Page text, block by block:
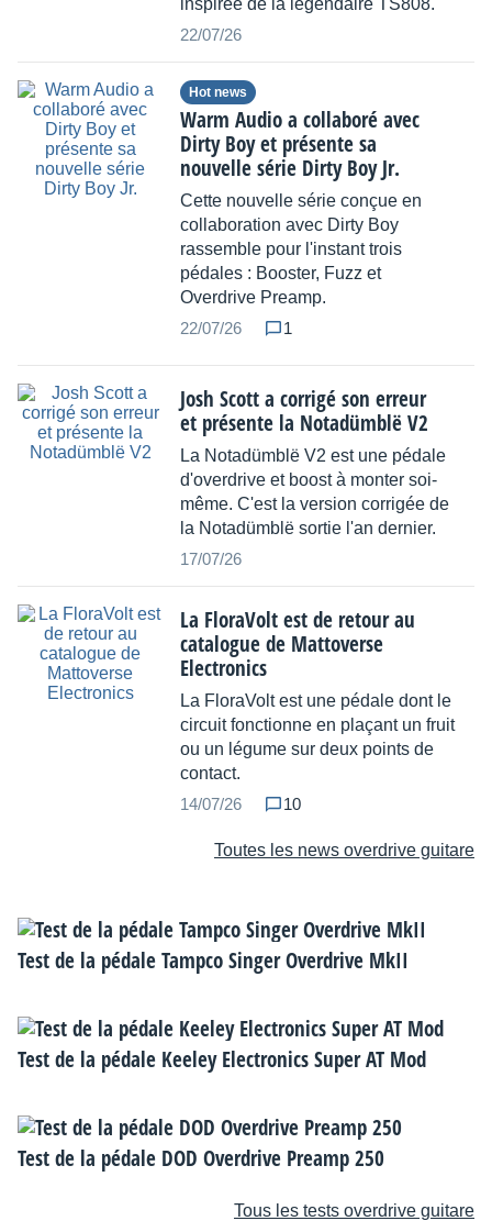
22/07/26
Hot news
Warm Audio a collaboré avec
Dirty Boy et présente sa
nouvelle série Dirty Boy Jr.
Cette nouvelle série conçue en
collaboration avec Dirty Boy
rassemble pour l'instant trois
pédales : Booster, Fuzz et
Overdrive Preamp.
22/07/26
1
Josh Scott a corrigé son erreur
et présente la Notadümblë V2
La Notadümblë V2 est une pédale
d'overdrive et boost à monter soi-
même. C'est la version corrigée de
la Notadümblë sortie l'an dernier.
17/07/26
La FloraVolt est de retour au
catalogue de Mattoverse
Electronics
La FloraVolt est une pédale dont le
circuit fonctionne en plaçant un fruit
ou un légume sur deux points de
contact.
14/07/26
10
Toutes les news overdrive guitare
Test de la pédale Tampco Singer Overdrive MkII
Test de la pédale Keeley Electronics Super AT Mod
Test de la pédale DOD Overdrive Preamp 250
Tous les tests overdrive guitare